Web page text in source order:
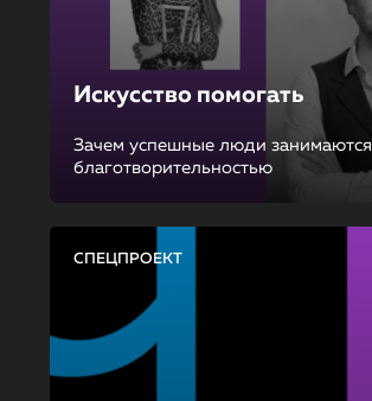
Искусство помогать
Зачем успешные люди занимаются
благотворительностью
СПЕЦПРОЕКТ